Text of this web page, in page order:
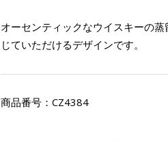
オーセンティックなウイスキーの
じていただけるデザインです。
商品番号： CZ4384